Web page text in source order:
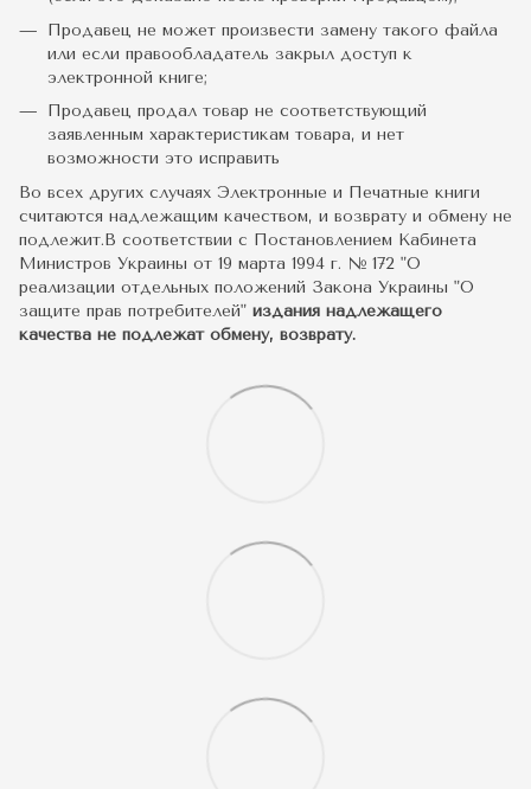
Продавец не может произвести замену такого файла
или если правообладатель закрыл доступ к
электронной книге;
Продавец продал товар не соответствующий
заявленным характеристикам товара, и нет
возможности это исправить
Во всех других случаях Электронные и Печатные книги
считаются надлежащим качеством, и возврату и обмену не
подлежит.В соответствии с Постановлением Кабинета
Министров Украины от 19 марта 1994 г. № 172 "О
реализации отдельных положений Закона Украины "О
защите прав потребителей" издания надлежащего
качества не подлежат обмену, возврату.